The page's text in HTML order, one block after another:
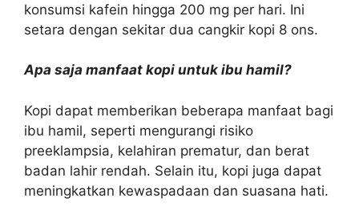
konsumsi kafein hingga 200 mg per hari. Ini
setara dengan sekitar dua cangkir kopi 8 ons.
Apa saja manfaat kopi untuk ibu hamil?
Kopi dapat memberikan beberapa manfaat bagi
ibu hamil, seperti mengurangi risiko
preeklampsia, kelahiran prematur, dan berat
badan lahir rendah. Selain itu, kopi juga dapat
meningkatkan kewaspadaan dan suasana hati.